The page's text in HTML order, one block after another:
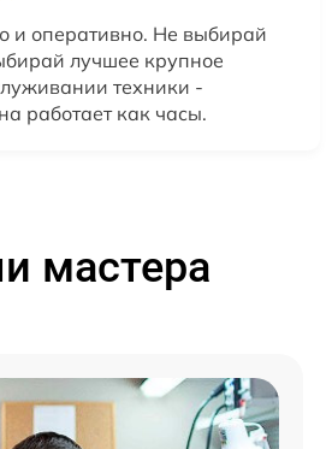
и оперативно. Не выбирай
лучшее крупное
техники -
работает как часы.
мастера